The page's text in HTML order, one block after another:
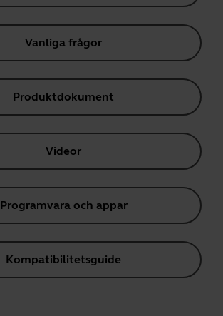
Vanliga frågor
Produktdokument
Videor
Programvara och appar
Kompatibilitetsguide